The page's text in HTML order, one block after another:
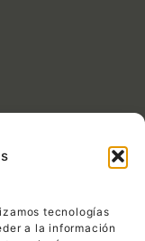
tecnologías
a la información